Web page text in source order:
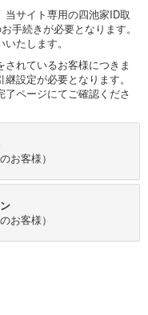
サイト専用の四池家ID取
手続きが必要となります。
たします。
れているお客様につきま
設定が必要となります。
ページにてご確認くださ
お客様）
お客様）